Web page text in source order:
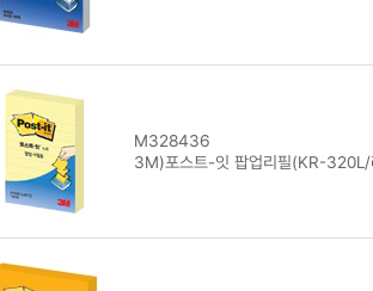
M328436
3M)포스트-잇 팝업리필(KR-